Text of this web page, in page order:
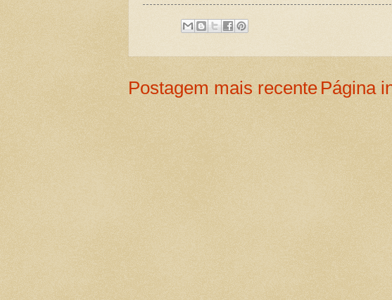
Postagem mais recente Página